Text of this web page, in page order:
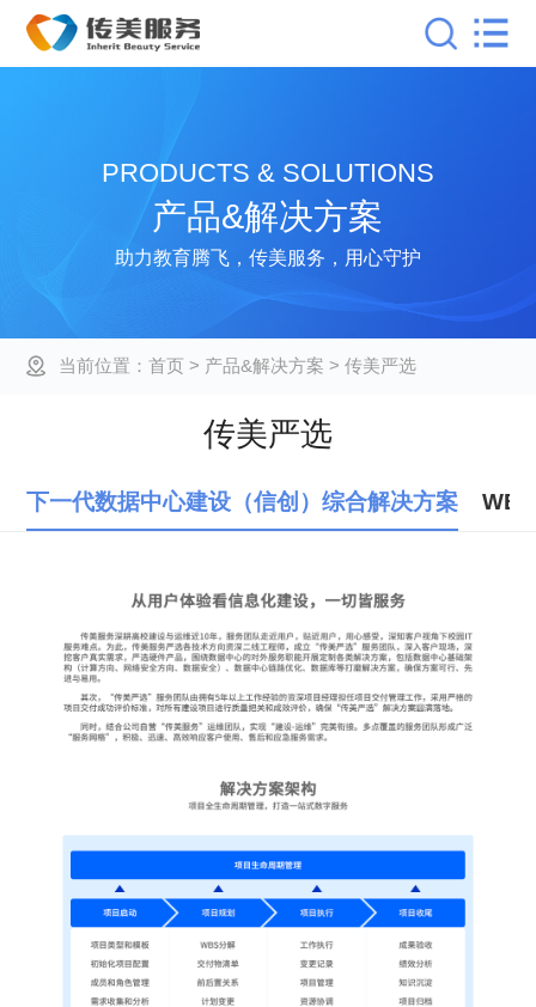
PRODUCTS & SOLUTIONS
产品&解决方案
助力教育腾飞，传美服务，用心守护
当前位置：首页 > 产品&解决方案 > 传美严选
传美严选
下一代数据中心建设（信创）综合解决方案